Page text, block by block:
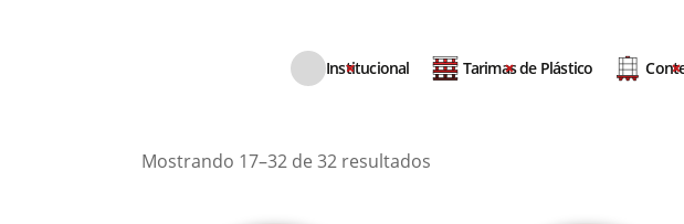
Institucional Tarimas de Plástico
Mostrando 17–32 de 32 resultados